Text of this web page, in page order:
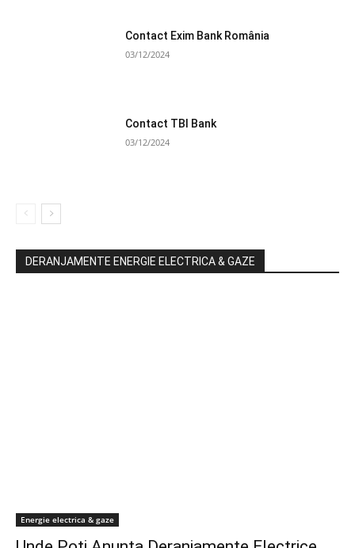
Contact Exim Bank România
03/12/2024
Contact TBI Bank
03/12/2024
DERANJAMENTE ENERGIE ELECTRICA & GAZE
Energie electrica & gaze